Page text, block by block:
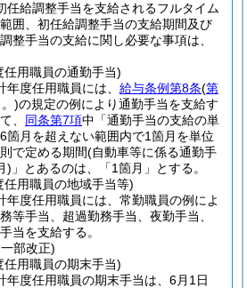
任給調整手当を支給されるフルタイム
囲、初任給調整手当の支給期間及び
整手当の支給に関し必要な事項は、
用職員の通勤手当)
年度任用職員には、 給与条例第8条(第
)の規定の例により通勤手当を支給す
、 同条第7項中「通勤手当の支給の単
箇月を超えない範囲内で1箇月を単位
で定める期間(自動車等に係る通勤手
) 」とあるのは、「1箇月」とする。
用職員の地域手当等)
年度任用職員には、常勤職員の例によ
等手当、超過勤務手当、夜勤手当、
当を支給する。
部改正)
用職員の期末手当)
年度任用職員の期末手当は、6月1日